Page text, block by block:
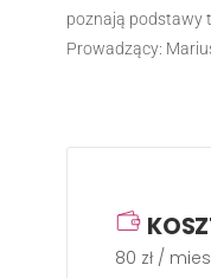
poznają podstawy
Prowadzący:
80 zł /